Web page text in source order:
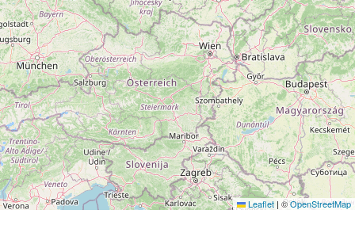
Leaflet | ©OpenStreetMap